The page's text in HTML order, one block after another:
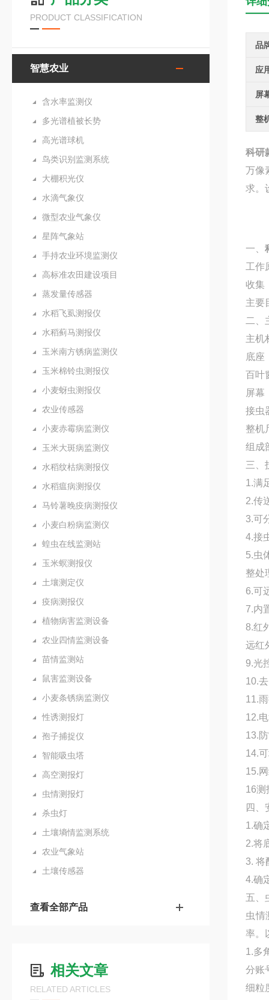
PRODUCT CLASSIFICATION
智慧农业
含水率监测仪
多光谱植被长势
高光谱球机
鸟类识别监测系统
大棚积光仪
水滴气象仪
微型农业气象仪
星阵气象站
手持农业环境监测仪
高标准农田建设项目
蒸发量传感器
水稻飞虱测报仪
水稻蓟马测报仪
玉米南方锈病监测仪
玉米棉铃虫测报仪
小麦蚜虫测报仪
农业传感器
小麦赤霉病监测仪
玉米大斑病监测仪
水稻纹枯病测报仪
水稻瘟病测报仪
马铃薯晚疫病测报仪
小麦白粉病监测仪
蝗虫在线监测站
玉米螟测报仪
土壤测定仪
疫病测报仪
植物病害监测设备
农业四情监测设备
苗情监测站
鼠害监测设备
小麦条锈病监测仪
性诱测报灯
孢子捕捉仪
智能吸虫塔
高空测报灯
虫情测报灯
杀虫灯
土壤墒情监测系统
农业气象站
土壤传感器
查看全部产品
相关文章
RELATED ARTICLES
品
应
屏
整
科研
万像
求。
一、
工作
收集
主要
二、
主机
底座
百叶
屏幕
接虫
整机
组成
三、
1.满
2.传
3.可
4.接
5.虫
整处
6.可
7.内
8.红
远红
9.光
10.
11.
12.
13.
14.
15.
16测
四、
1.确
2.将
3. 将
4.确
五、
虫情
率。
1.多
分账
细粒